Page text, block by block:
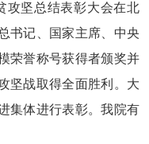
攻坚总结表彰大会在北
书记、国家主席、中央
荣誉称号获得者颁奖并
坚战取得全面胜利。大
集体进行表彰。我院有